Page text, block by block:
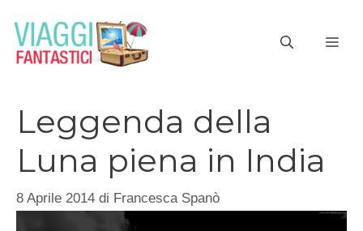
contenuto
Leggenda della
Luna piena in India
8 Aprile 2014 di Francesca Spanò